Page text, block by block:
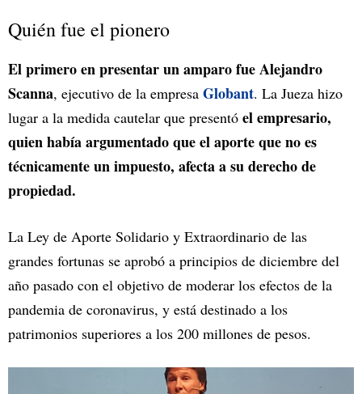
Quién fue el pionero
El primero en presentar un amparo fue Alejandro
Scanna, ejecutivo de la empresa Globant. La Jueza hizo
lugar a la medida cautelar que presentó el empresario,
quien había argumentado que el aporte que no es
técnicamente un impuesto, afecta a su derecho de
propiedad.
La Ley de Aporte Solidario y Extraordinario de las
grandes fortunas se aprobó a principios de diciembre del
año pasado con el objetivo de moderar los efectos de la
pandemia de coronavirus, y está destinado a los
patrimonios superiores a los 200 millones de pesos.